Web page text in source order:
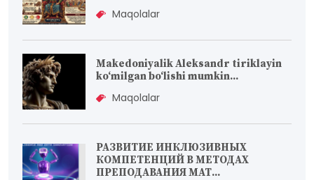
Maqolalar
Makedoniyalik Aleksandr tiriklayin
koʻmilgan boʻlishi mumkin...
Maqolalar
РАЗВИТИЕ ИНКЛЮЗИВНЫХ
КОМПЕТЕНЦИЙ В МЕТОДАХ
ПРЕПОДАВАНИЯ МАТ...